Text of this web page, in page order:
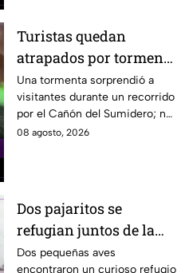
Turistas quedan
atrapados por tormenta
en el Cañón del
Sumidero
Una tormenta sorprendió a
visitantes durante un recorrido
por el Cañón del Sumidero; no
se reportaron personas heridas
08 agosto, 2026
Dos pajaritos se
refugian juntos de la
lluvia y se vuelven
Dos pequeñas aves
encontraron un curioso refugio